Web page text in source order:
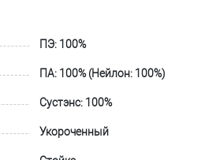
ПЭ: 100%
ПА: 100% (Нейлон: 100%)
Сустэнс: 100%
Укороченный